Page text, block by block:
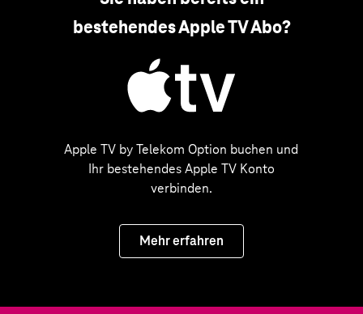
bestehendes Apple TV Abo?
Apple TV by Telekom Option buchen und
Ihr bestehendes Apple TV Konto
verbinden.
Mehr erfahren